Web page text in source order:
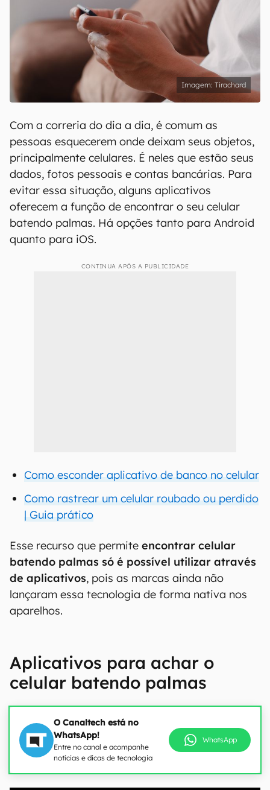
Tirachard
Com a correria do dia a dia, é comum as
pessoas esquecerem onde deixam seus objetos,
principalmente celulares. É neles que estão seus
dados, fotos pessoais e contas bancárias. Para
evitar essa situação, alguns aplicativos
oferecem a função de encontrar o seu celular
batendo palmas. Há opções tanto para Android
quanto para iOS.
CONTINUA APÓS A PUBLICIDADE
Como esconder aplicativo de banco no celular
Como rastrear um celular roubado ou perdido
| Guia prático
Esse recurso que permite encontrar celular
batendo palmas só é possível utilizar através
de aplicativos, pois as marcas ainda não
lançaram essa tecnologia de forma nativa nos
aparelhos.
Aplicativos para achar o
celular batendo palmas
O Canaltech está no
WhatsApp!
Entre no canal e acompanhe
notícias e dicas de tecnologia
WhatsApp